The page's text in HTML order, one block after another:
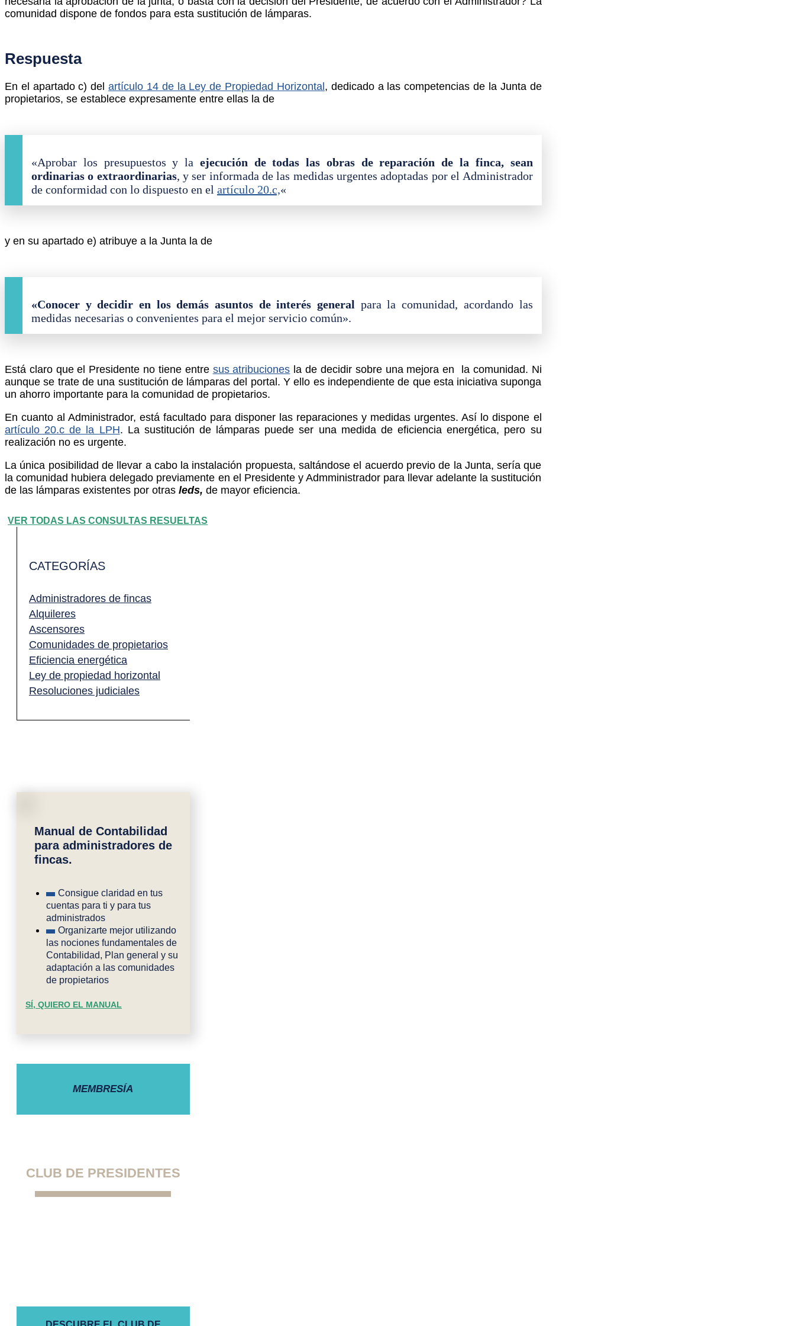
comunidad dispone de fondos para esta sustitución de lámparas.
Respuesta
En el apartado c) delartículo 14 de la Ley de Propiedad Horizontal , dedicado a las competencias de la Junta de
propietarios, se establece expresamente entre ellas la de
«Aprobar los presupuestos y la ejecución de todas las obras de reparación de la finca, sean
ordinarias o extraordinarias, y ser informada de las medidas urgentes adoptadas por el Administrador
de conformidad con lo dispuesto en el artículo 20.c,«
y en su apartado e) atribuye a la Junta la de
«Conocer y decidir en los demás asuntos de interés general para la comunidad, acordando las
medidas necesarias o convenientes para el mejor servicio común».
Está claro que el Presidente no tiene entre sus atribuciones la de decidir sobre una mejora en la comunidad. Ni
aunque se trate de una sustitución de lámparas del portal. Y ello es independiente de que esta iniciativa suponga
un ahorro importante para la comunidad de propietarios.
En cuanto al Administrador, está facultado para disponer las reparaciones y medidas urgentes. Así lo dispone el
artículo 20.c de la LPH. La sustitución de lámparas puede ser una medida de eficiencia energética, pero su
realización no es urgente.
La única posibilidad de llevar a cabo la instalación propuesta, saltándose el acuerdo previo de la Junta, sería que
la comunidad hubiera delegado previamente en el Presidente y Admministrador para llevar adelante la sustitución
de las lámparas existentes por otras leds, de mayor eficiencia.
VER TODAS LAS CONSULTAS RESUELTAS
CATEGORÍAS
Administradores de fincas
Alquileres
Ascensores
Comunidades de propietarios
Eficiencia energética
Ley de propiedad horizontal
Resoluciones judiciales
Manual de Contabilidad
para administradores de
fincas.
Consigue claridad en tus
cuentas para ti y para tus
administrados
Organizarte mejor utilizando
las nociones fundamentales de
Contabilidad, Plan general y su
adaptación a las comunidades
de propietarios
SÍ, QUIERO EL MANUAL
MEMBRESÍA
CLUB DE PRESIDENTES